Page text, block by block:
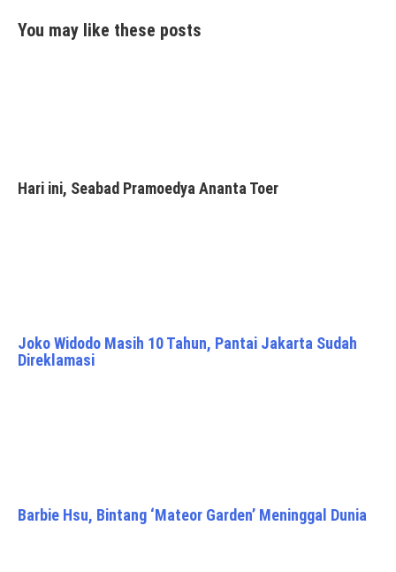
You may like these posts
Hari ini, Seabad Pramoedya Ananta Toer
Joko Widodo Masih 10 Tahun, Pantai Jakarta Sudah
Direklamasi
Barbie Hsu, Bintang ‘Mateor Garden’ Meninggal Dunia